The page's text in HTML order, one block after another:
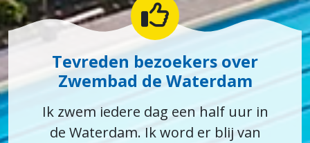
Tevreden bezoekers over
Zwembad de Waterdam
Ik zwem iedere dag een half uur in
de Waterdam. Ik word er blij van